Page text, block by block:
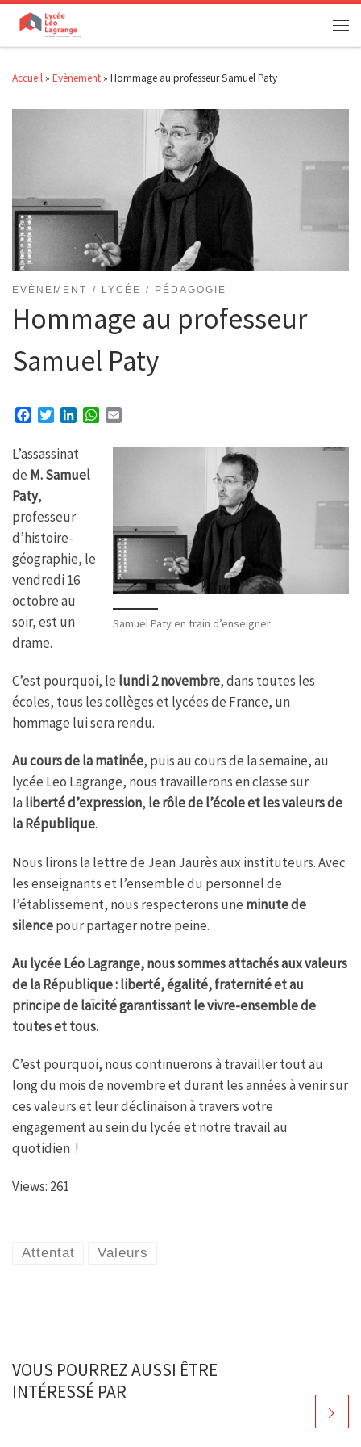
Passer au contenu
Accueil » Evènement » Hommage au professeur Samuel Paty
EVÈNEMENT LYCÉE PÉDAGOGIE
Hommage au professeur
Samuel Paty
c
e
b
o
o
k
i
t
t
r
n
k
e
W
a
Samuel Paty en train d’enseigner
L’assassinat
de M. Samuel
Paty,
professeur
d’histoire-
géographie, le
vendredi 16
octobre au
soir, est un
drame.
C’est pourquoi, le lundi 2 novembre, dans toutes les
écoles, tous les collèges et lycées de France, un
hommage lui sera rendu.
Au cours de la matinée, puis au cours de la semaine, au
lycée Leo Lagrange, nous travaillerons en classe sur
laliberté d’expression, le rôlede l’école et les valeurs de
la République.
Nous lirons la lettre de Jean Jaurès aux instituteurs. Avec
les enseignants et l’ensemble du personnel de
l’établissement, nous respecterons une minute de
silencepour partager notre peine.
Au lycée Léo Lagrange, nous sommes attachés aux valeurs
de la République : liberté, égalité, fraternité et au
principe de laïcité garantissant le vivre-ensemble de
toutes et tous.
C’est pourquoi, nous continuerons à travailler tout au
long du mois de novembre et durant les années à venir sur
ces valeurs et leur déclinaison à travers votre
engagement au sein du lycée et notre travail au
quotidien !
Views: 261
Attentat Valeurs
VOUS POURREZ AUSSI ÊTRE
INTÉRESSÉ PAR